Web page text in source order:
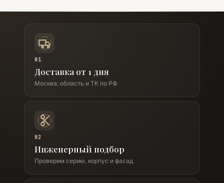
01
Доставка от 1 дня
Москва, область и ТК по РФ
02
Инженерный подбор
Проверим серию, корпус и фасад